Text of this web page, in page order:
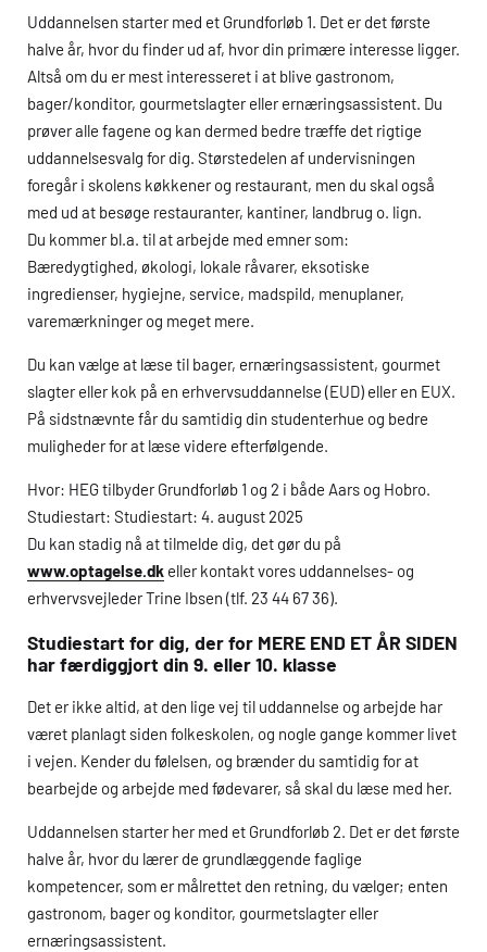
Uddannelsen starter med et Grundforløb 1. Det er det første
halve år, hvor du finder ud af, hvor din primære interesse ligger.
Altså om du er mest interesseret i at blive gastronom,
bager/konditor, gourmetslagter eller ernæringsassistent. Du
prøver alle fagene og kan dermed bedre træffe det rigtige
uddannelsesvalg for dig. Størstedelen af undervisningen
foregår i skolens køkkener og restaurant, men du skal også
med ud at besøge restauranter, kantiner, landbrug o. lign.
Du kommer bl.a. til at arbejde med emner som:
Bæredygtighed, økologi, lokale råvarer, eksotiske
ingredienser, hygiejne, service, madspild, menuplaner,
varemærkninger og meget mere.
Du kan vælge at læse til bager, ernæringsassistent, gourmet
slagter eller kok på en erhvervsuddannelse (EUD) eller en EUX.
På sidstnævnte får du samtidig din studenterhue og bedre
muligheder for at læse videre efterfølgende.
Hvor: HEGtilbyder Grundforløb 1 og 2 i både Aars og Hobro.
Studiestart: Studiestart: 4. august 2025
Du kan stadig nå at tilmelde dig, det gør du på
www.optagelse.dk eller kontakt vores uddannelses- og
erhvervsvejleder Trine Ibsen (tlf. 23 44 67 36).
Studiestart for dig, der for MERE END ET ÅR SIDEN
har færdiggjort din 9. eller 10. klasse
Det er ikke altid, at den lige vej til uddannelse og arbejde har
været planlagt siden folkeskolen, og nogle gange kommer livet
i vejen. Kender du følelsen, og brænder du samtidig for at
bearbejde og arbejde med fødevarer, så skal du læse med her.
Uddannelsen starter her med et Grundforløb 2. Det er det første
halve år, hvor du lærer de grundlæggende faglige
kompetencer, som er målrettet den retning, du vælger; enten
gastronom, bager og konditor, gourmetslagter eller
ernæringsassistent.